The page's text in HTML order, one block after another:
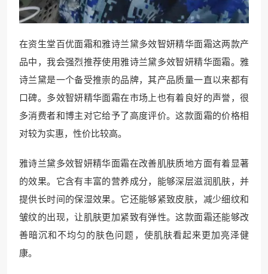
在资生堂百优面霜和雅诗兰黛多效智妍精华面霜这两款产
品中，我会强烈推荐使用雅诗兰黛多效智妍精华面霜。雅
诗兰黛是一个备受推崇的品牌，其产品质量一直以来都有
口碑。多效智妍精华面霜在市场上也有着良好的声誉，很
多消费者和博主对它给予了高度评价。这款面霜的价格相
对较为实惠，性价比较高。
雅诗兰黛多效智妍精华面霜在改善肌肤质地方面有着显著
的效果。它含有丰富的营养成分，能够深层滋润肌肤，并
提供长时间的保湿效果。它还能够紧致皮肤，减少细纹和
皱纹的出现，让肌肤更加紧致有弹性。这款面霜还能够改
善暗沉和不均匀的肤色问题，使肌肤看起来更加亮泽健
康。